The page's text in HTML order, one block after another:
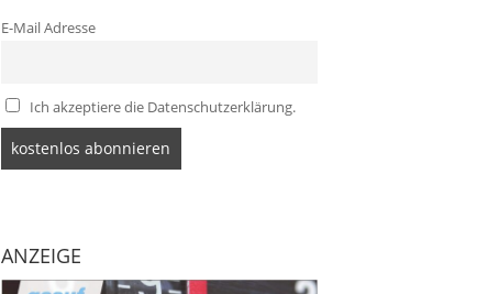
E-Mail Adresse
Ich akzeptiere die Datenschutzerklärung.
ANZEIGE